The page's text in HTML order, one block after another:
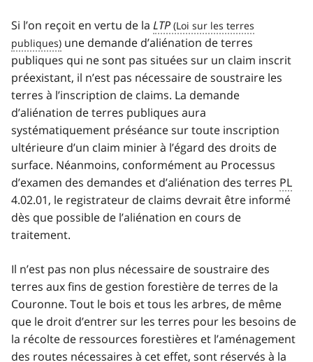
Si l’on reçoit en vertu de la LTP
une demande d’aliénation de terres
publiques qui ne sont pas situées sur un claim inscrit
préexistant, il n’est pas nécessaire de soustraire les
terres à l’inscription de claims. La demande
d’aliénation de terres publiques aura
systématiquement préséance sur toute inscription
ultérieure d’un claim minier à l’égard des droits de
surface. Néanmoins, conformément au Processus
d’examen des demandes et d’aliénation des terres PL
4.02.01, le registrateur de claims devrait être informé
dès que possible de l’aliénation en cours de
traitement.
Il n’est pas non plus nécessaire de soustraire des
terres aux fins de gestion forestière de terres de la
Couronne. Tout le bois et tous les arbres, de même
que le droit d’entrer sur les terres pour les besoins de
la récolte de ressources forestières et l’aménagement
des routes nécessaires à cet effet, sont réservés à la